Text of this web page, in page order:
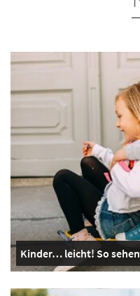
Kinder… leicht! So